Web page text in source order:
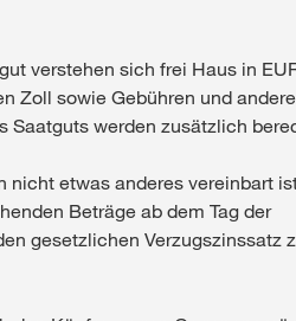
verstehen sich frei Haus in
Zoll sowie Gebühren und
Saatguts werden zusätzlich
nicht etwas anderes vereinbart
Beträge ab dem Tag der
gesetzlichen Verzugszinssatz